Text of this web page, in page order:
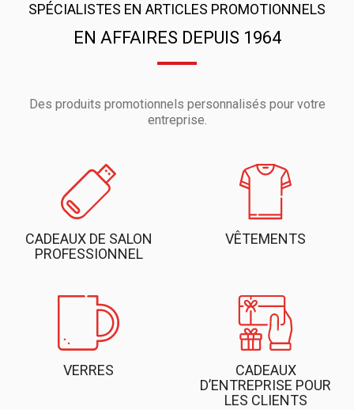
SPÉCIALISTES EN ARTICLES PROMOTIONNELS
EN AFFAIRES DEPUIS 1964
Des produits promotionnels personnalisés pour votre
entreprise.
CADEAUX DE SALON
PROFESSIONNEL
VÊTEMENTS
VERRES
CADEAUX
D’ENTREPRISE POUR
LES CLIENTS